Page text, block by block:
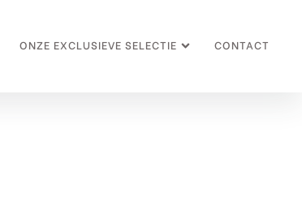
ONZE EXCLUSIEVE SELECTIE CONTACT